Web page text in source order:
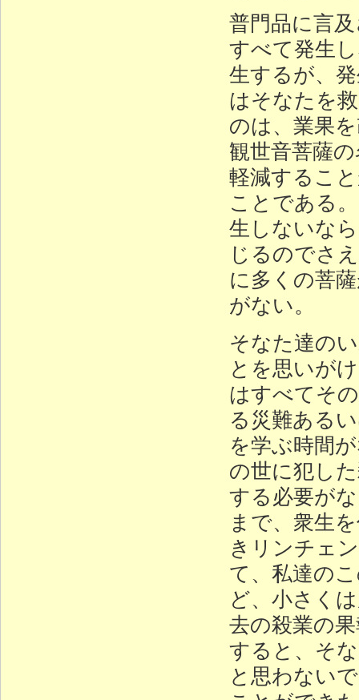
普門品に言
すべて発生
生するが、
はそなたを
のは、業果
観世音菩薩
軽減するこ
ことである
生しないな
じるのでさ
に多くの菩
がない。
そなた達の
とを思いが
はすべてそ
る災難ある
を学ぶ時間
の世に犯し
する必要が
まで、衆生
きリンチェ
て、私達の
ど、小さく
去の殺業の
すると、そ
と思わない